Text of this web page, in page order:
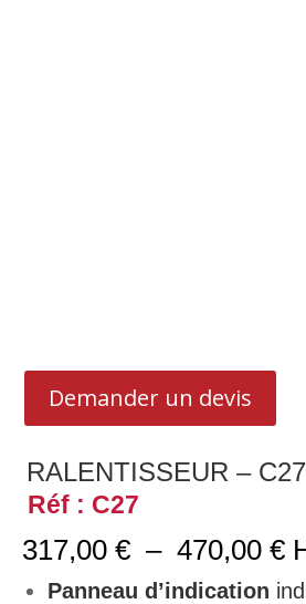
Demander un devis
RALENTISSEUR – C27
Réf : C27
317,00€ – 470,00€
Panneau d’indication